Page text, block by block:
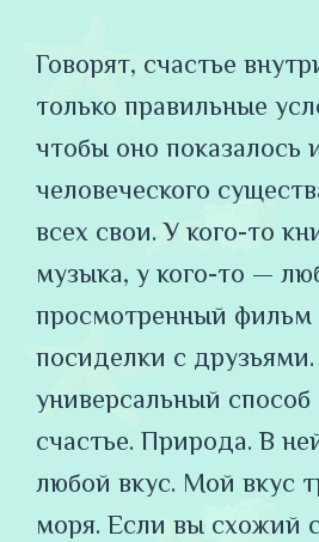
Говорят, счастье
только правильные
чтобы оно показалось
человеческого
всех свои. У кого-то
музыка, у кого-то —
просмотренный фильм
посиделки с
универсальный способ
счастье. Природа. В
любой вкус. Мой вкус
моря. Если вы схожий